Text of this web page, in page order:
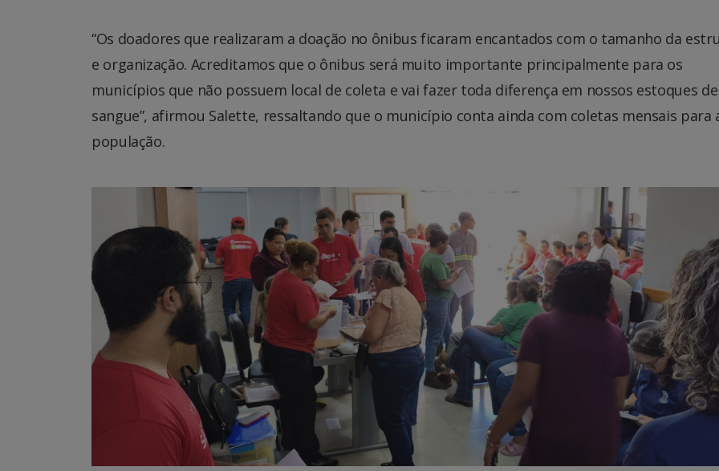
“Os doadores que realizaram a doação no ônibus ficaram encantados com o tamanho da
e organização. Acreditamos que o ônibus será muito importante principalmente para os
municípios que não possuem local de coleta e vai fazer toda diferença em nossos estoques de
sangue”, afirmou Salette, ressaltando que o município conta ainda com coletas mensais para
população.